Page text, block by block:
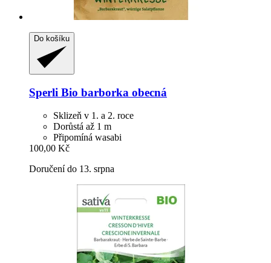
Do košíku
Sperli Bio barborka obecná
Sklizeň v 1. a 2. roce
Dorůstá až 1 m
Připomíná wasabi
100,00 Kč
Doručení do 13. srpna